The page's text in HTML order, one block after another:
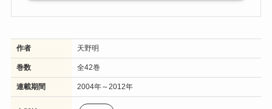
作者 天野明
巻数 全42巻
連載期間 2004年～2012年